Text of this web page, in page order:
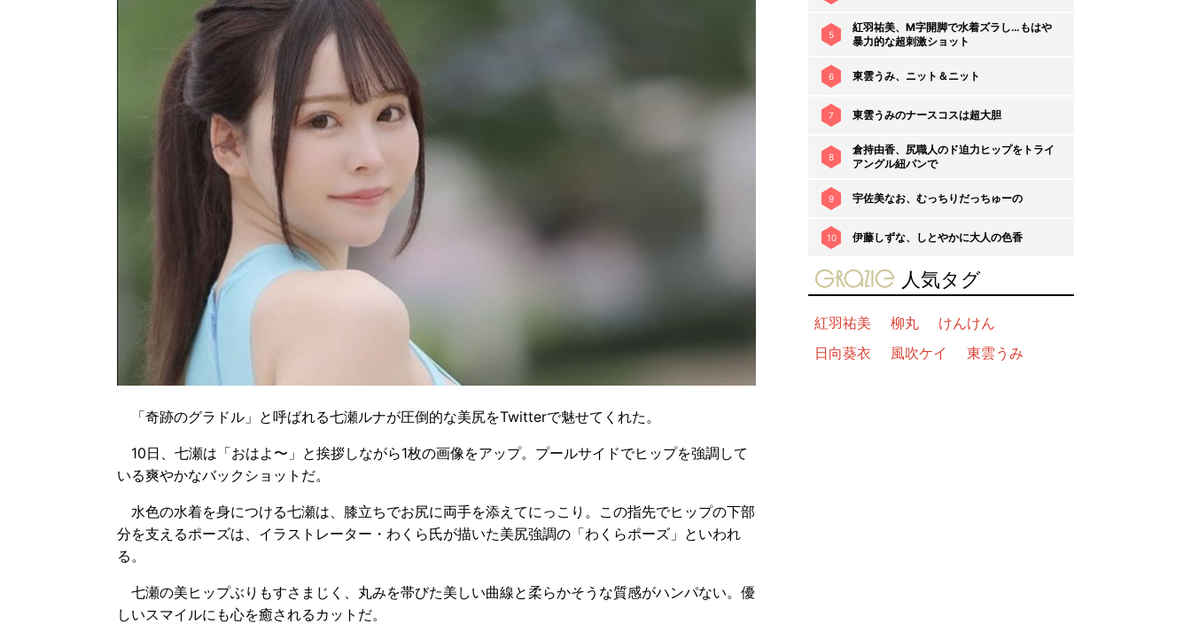
「奇跡のグラドル」と呼ばれる七瀬ルナが圧倒的な美尻をTwitterで魅せてくれた。
10日、七瀬は「おはよ〜」と挨拶しながら1枚の画像をアップ。プールサイドでヒップを強調して
いる爽やかなバックショットだ。
水色の水着を身につける七瀬は、膝立ちでお尻に両手を添えてにっこり。この指先でヒップの下部
分を支えるポーズは、イラストレーター・わくら氏が描いた美尻強調の「わくらポーズ」といわれ
る。
七瀬の美ヒップぶりもすさまじく、丸みを帯びた美しい曲線と柔らかそうな質感がハンパない。優
しいスマイルにも心を癒されるカットだ。
5
紅羽祐美、M字開脚で水着ズラし…もはや
暴力的な超刺激ショット
6 東雲うみ、ニット＆ニット
7 東雲うみのナースコスは超大胆
8
倉持由香、尻職人のド迫力ヒップをトライ
アングル紐パンで
9 宇佐美なお、むっちりだっちゅーの
10 伊藤しずな、しとやかに大人の色香
gravure-grazie
人気タグ
紅羽祐美 柳丸
けんけん
日向葵衣
風吹ケイ 東雲うみ